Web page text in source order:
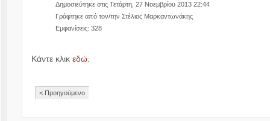
Δημοσιεύτηκε στις Τετάρτη, 27 Νοεμβρίου 2013 22:44
Γράφτηκε από τον/την Στέλιος Μαρκαντωνάκης
Εμφανίσεις: 328
Κάντε κλικ εδώ.
< Προηγούμενο